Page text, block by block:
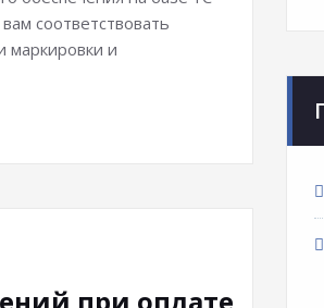
соответствовать
маркировки и